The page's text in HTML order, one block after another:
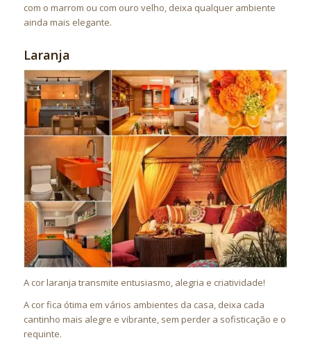
com o marrom ou com ouro velho, deixa qualquer ambiente
ainda mais elegante.
Laranja
A cor laranja transmite entusiasmo, alegria e criatividade!
A cor fica ótima em vários ambientes da casa, deixa cada
cantinho mais alegre e vibrante, sem perder a sofisticação e o
requinte.